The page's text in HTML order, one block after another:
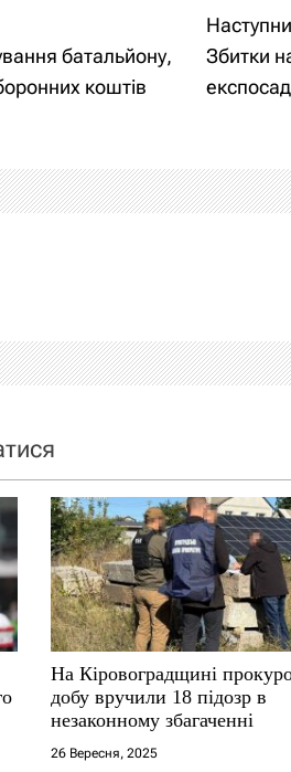
батальйону,
коштів
Збитки
На Кіровоградщині
добу вручили 18 підозр в
незаконному збагаченні
26 Вересня, 2025